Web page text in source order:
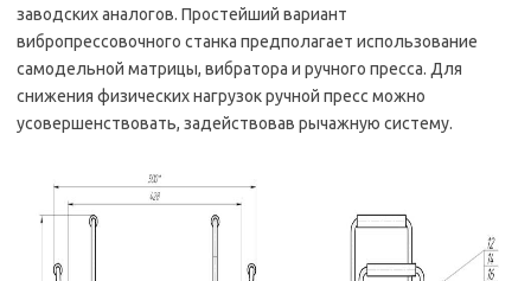
заводских аналогов. Простейший вариант
вибропрессовочного станка предполагает использование
самодельной матрицы, вибратора и ручного пресса. Для
снижения физических нагрузок ручной пресс можно
усовершенствовать, задействовав рычажную систему.